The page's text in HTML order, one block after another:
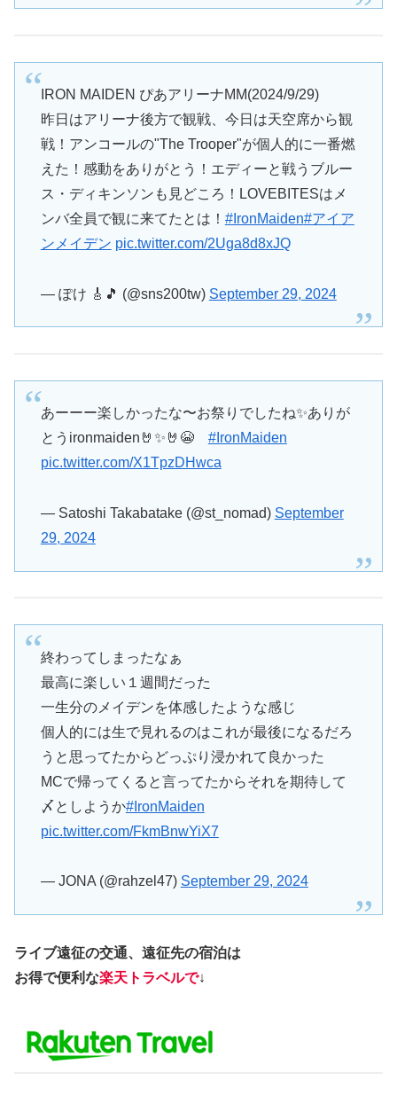
IRON MAIDEN ぴあアリーナMM(2024/9/29)
昨日はアリーナ後方で観戦、今日は天空席から観
戦！アンコールの"The Trooper"が個人的に一番燃
えた！感動をありがとう！エディーと戦うブルー
ス・ディキンソンも見どころ！LOVEBITESはメ
ンバ全員で観に来てたとは！ #IronMaiden#アイア
ンメイデン pic.twitter.com/2Uga8d8xJQ
— ぽけ 🎸🎵 (@sns200tw) September 29, 2024
あーーー楽しかったな〜お祭りでしたね✨ありが
とうironmaiden🤘✨🤘😭 #IronMaiden
pic.twitter.com/X1TpzDHwca
— Satoshi Takabatake (@st_nomad) September
29, 2024
終わってしまったなぁ
最高に楽しい１週間だった
一生分のメイデンを体感したような感じ
個人的には生で見れるのはこれが最後になるだろ
うと思ってたからどっぷり浸かれて良かった
MCで帰ってくると言ってたからそれを期待して
〆としようか#IronMaiden
pic.twitter.com/FkmBnwYiX7
— JONA (@rahzel47) September 29, 2024
ライブ遠征の交通、遠征先の宿泊は
お得で便利な楽天トラベルで↓